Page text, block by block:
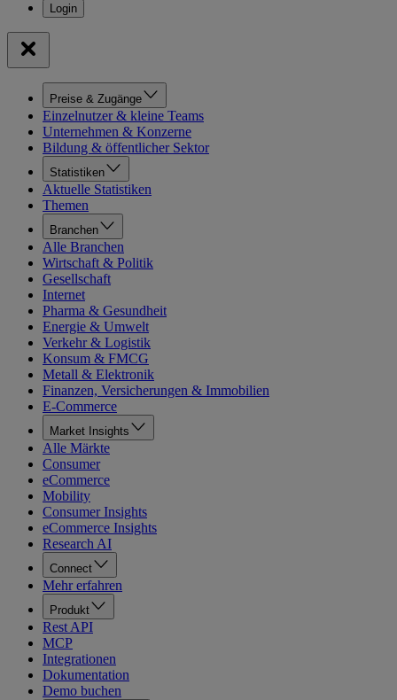
Preise & Zugänge
Einzelnutzer & kleine Teams
Unternehmen & Konzerne
Bildung & öffentlicher Sektor
Statistiken
Aktuelle Statistiken
Themen
Branchen
Alle Branchen
Wirtschaft & Politik
Gesellschaft
Internet
Pharma & Gesundheit
Energie & Umwelt
Verkehr & Logistik
Konsum & FMCG
Metall & Elektronik
Finanzen, Versicherungen & Immobilien
E-Commerce
Market Insights
Alle Märkte
Consumer
eCommerce
Mobility
Consumer Insights
eCommerce Insights
Research AI
Connect
Mehr erfahren
Produkt
Rest API
MCP
Integrationen
Dokumentation
Demo buchen